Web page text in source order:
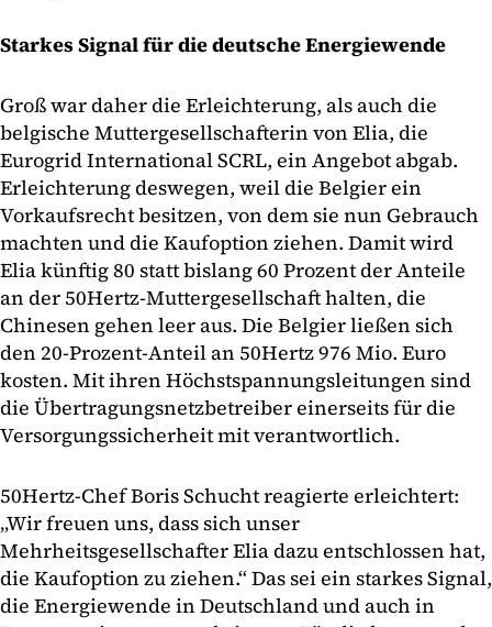
Starkes Signal für die deutsche Energiewende
Groß war daher die Erleichterung, als auch die
belgische Muttergesellschafterin von Elia, die
Eurogrid International SCRL, ein Angebot abgab.
Erleichterung deswegen, weil die Belgier ein
Vorkaufsrecht besitzen, von dem sie nun Gebrauch
machten und die Kaufoption ziehen. Damit wird
Elia künftig 80 statt bislang 60 Prozent der Anteile
an der 50Hertz-Muttergesellschaft halten, die
Chinesen gehen leer aus. Die Belgier ließen sich
den 20-Prozent-Anteil an 50Hertz 976 Mio. Euro
kosten. Mit ihren Höchstspannungsleitungen sind
die Übertragungsnetzbetreiber einerseits für die
Versorgungssicherheit mit verantwortlich.
50Hertz-Chef Boris Schucht reagierte erleichtert:
„Wir freuen uns, dass sich unser
Mehrheitsgesellschafter Elia dazu entschlossen hat,
die Kaufoption zu ziehen.“ Das sei ein starkes Signal,
die Energiewende in Deutschland und auch in